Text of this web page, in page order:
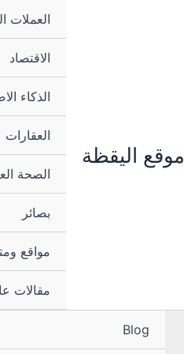
موقع اليقظة
العملات
الاقتصاد
الذكاء
العقارات
الصحة
بصائر
مواقع
مقالات
Blog